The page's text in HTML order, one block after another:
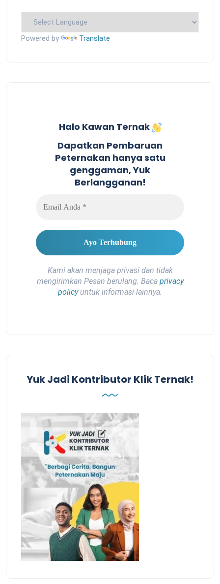
Powered by Translate
Halo Kawan Ternak
Dapatkan Pembaruan
Peternakan hanya satu
genggaman, Yuk
Berlangganan!
Kami akan menjaga privasi dan tidak
mengirimkan Pesan berulang. Baca privacy
policyuntuk informasi lainnya.
Yuk Jadi Kontributor Klik Ternak!